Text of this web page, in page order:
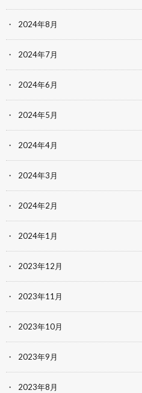
2024年8月
2024年7月
2024年6月
2024年5月
2024年4月
2024年3月
2024年2月
2024年1月
2023年12月
2023年11月
2023年10月
2023年9月
2023年8月